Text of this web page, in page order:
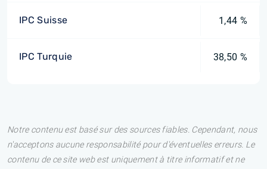
IPC Suisse 1,44 %
IPC Turquie 38,50 %
Notre contenu est basé sur des sources fiables. Cependant, nous
n'acceptons aucune responsabilité pour d'éventuelles erreurs. Le
contenu de ce site web est uniquement à titre informatif et ne